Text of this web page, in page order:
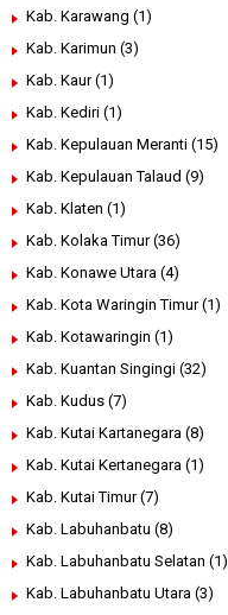
Kab. Karawang (1)
Kab. Karimun (3)
Kab. Kaur (1)
Kab. Kediri (1)
Kab. Kepulauan Meranti (15)
Kab. Kepulauan Talaud (9)
Kab. Klaten (1)
Kab. Kolaka Timur (36)
Kab. Konawe Utara (4)
Kab. Kota Waringin Timur (1)
Kab. Kotawaringin (1)
Kab. Kuantan Singingi (32)
Kab. Kudus (7)
Kab. Kutai Kartanegara (8)
Kab. Kutai Kertanegara (1)
Kab. Kutai Timur (7)
Kab. Labuhanbatu (8)
Kab. Labuhanbatu Selatan (1)
Kab. Labuhanbatu Utara (3)